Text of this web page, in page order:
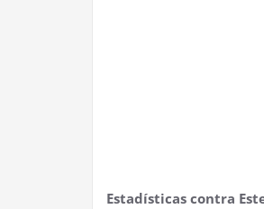
Estadísticas contra